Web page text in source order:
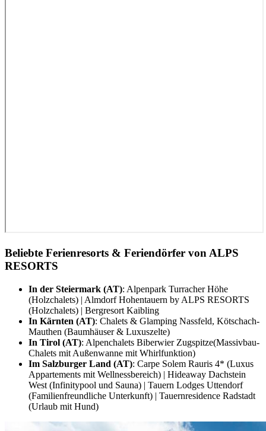
Beliebte Ferienresorts & Feriendörfer von ALPS
RESORTS
In der Steiermark (AT): Alpenpark Turracher Höhe
(Holzchalets) | Almdorf Hohentauern by ALPS RESORTS
(Holzchalets) | Bergresort Kaibling
In Kärnten (AT): Chalets & Glamping Nassfeld, Kötschach-
Mauthen (Baumhäuser & Luxuszelte)
In Tirol (AT): Alpenchalets Biberwier Zugspitze(Massivbau-
Chalets mit Außenwanne mit Whirlfunktion)
Im Salzburger Land (AT): Carpe Solem Rauris 4* (Luxus
Appartements mit Wellnessbereich) | Hideaway Dachstein
West (Infinitypool und Sauna) | Tauern Lodges Uttendorf
(Familienfreundliche Unterkunft) | Tauernresidence Radstadt
(Urlaub mit Hund)